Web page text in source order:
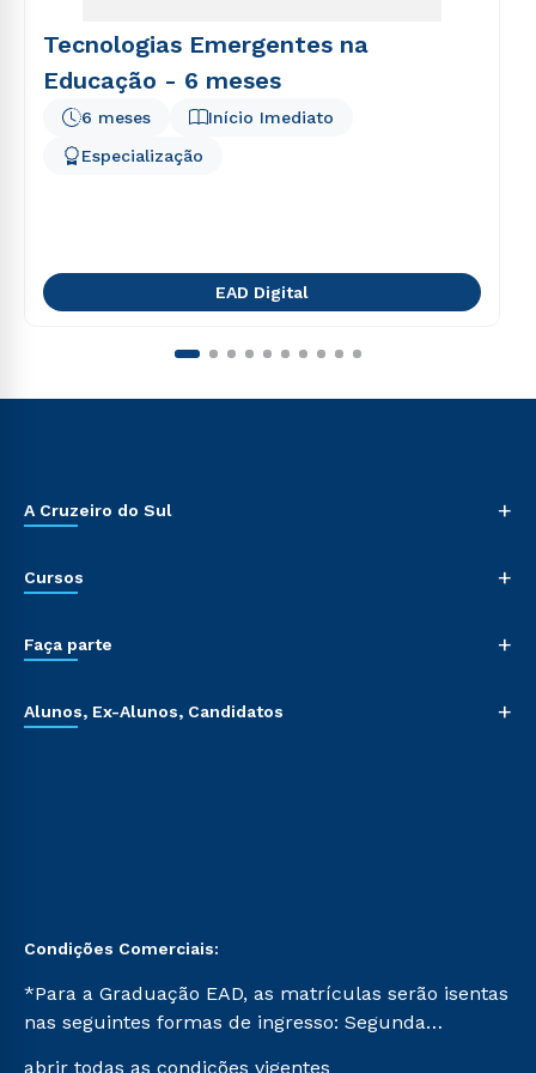
Tecnologias Emergentes na
Educação - 6 meses
Início Imediato
6 meses
Especialização
EAD Digital
A Cruzeiro do Sul +
Cursos +
Faça parte +
Alunos, Ex-Alunos, Candidatos +
Condições Comerciais:
*Para a Graduação EAD, as matrículas serão isentas
nas seguintes formas de ingresso: Segunda
abrir todas as condições vigentes